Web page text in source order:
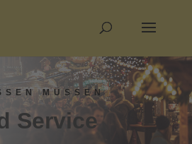
MÜSSEN
Service